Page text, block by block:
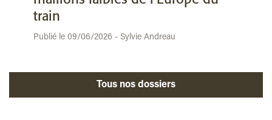
train
Publié le 09/06/2026 - Sylvie Andreau
Tous nos dossiers